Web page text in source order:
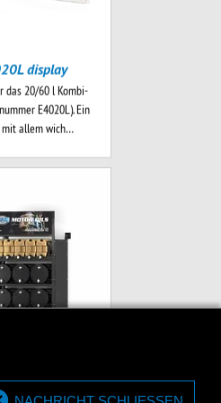
display
20/60 l Kombi-
E4020L). Ein
allem wich…
komplett 5x 20